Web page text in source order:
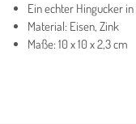
Ein echter Hingucker
Material: Eisen, Zink
Maße: 10 x 10 x 2,3 cm